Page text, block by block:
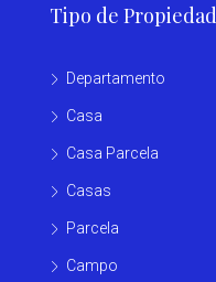
Tipo de Propiedad
Departamento
Casa
Casa Parcela
Casas
Parcela
Campo